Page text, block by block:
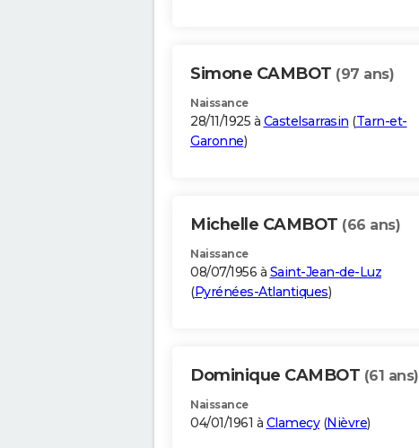
Simone CAMBOT (97 ans)
Naissance
28/11/1925 à Castelsarrasin (Tarn-et-
Garonne)
Michelle CAMBOT (66 ans)
Naissance
08/07/1956 à Saint-Jean-de-Luz
(Pyrénées-Atlantiques)
Dominique CAMBOT (61 ans)
Naissance
04/01/1961 à Clamecy(Nièvre)